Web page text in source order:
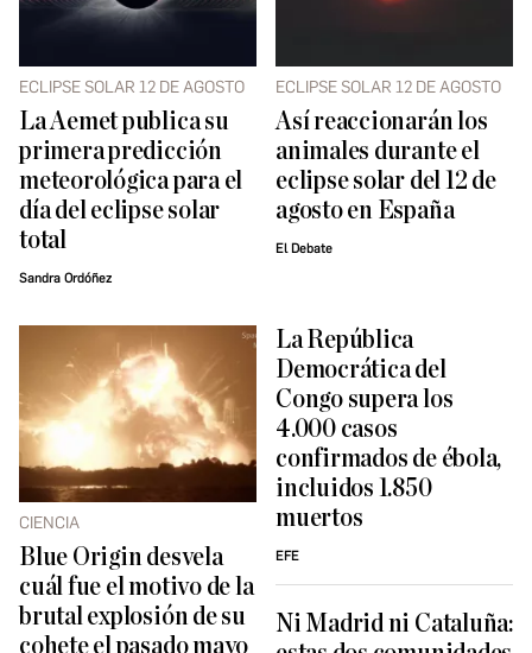
ECLIPSE SOLAR 12 DE AGOSTO
La Aemet publica su
primera predicción
meteorológica para el
día del eclipse solar
total
Sandra Ordóñez
ECLIPSE SOLAR 12 DE AGOSTO
Así reaccionarán los
animales durante el
eclipse solar del 12 de
agosto en España
El Debate
CIENCIA
Blue Origin desvela
cuál fue el motivo de la
brutal explosión de su
cohete el pasado mayo
La República
Democrática del
Congo supera los
4.000 casos
confirmados de ébola,
incluidos 1.850
muertos
EFE
Ni Madrid ni Cataluña: